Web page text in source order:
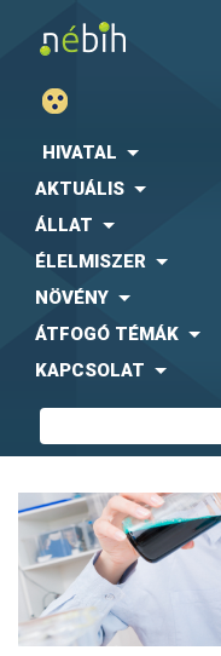
HIVATAL
AKTUÁLIS
ÁLLAT
ÉLELMISZER
NÖVÉNY
ÁTFOGÓ TÉMÁK
KAPCSOLAT